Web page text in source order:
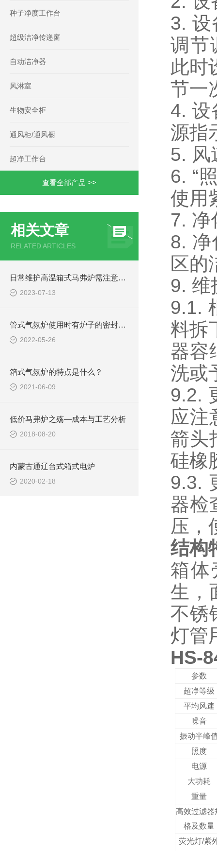
种子净度工作台
超级洁净传递窗
自动洁净器
风淋室
生物安全柜
通风柜/通风橱
超净工作台
查看全部产品 >>
相关文章
RELATED ARTICLES
日常维护高温箱式马弗炉需注意哪些事项
2023-07-13
管式气氛炉使用时有炉子的密封性、炉内气氛控制的性能特点
2022-05-26
箱式气氛炉的特点是什么？
2021-06-09
低价马弗炉之殇—成本与工艺分析
2018-08-20
内蒙古通辽台式箱式电炉
2020-02-18
3. 设
调节
此时
节一
4. 设
源指
5. 风
6. “
使用
7. 净
8. 净
区的
9. 维
9.1.
料拆
器容
洗或
9.2.
应注
箭头
硅橡
9.3.
器检
压，
结构
箱体
生，
不锈
灯管
HS-
参数
超净等级
平均风速
噪音
振动半峰
照度
电源
大功耗
重量
高效过滤器
格及数量
荧光灯/紫